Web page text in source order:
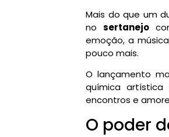
Mais do que um
no sertanejo
emoção, a
pouco mais.
O lançamento
química
encontros e
O poder